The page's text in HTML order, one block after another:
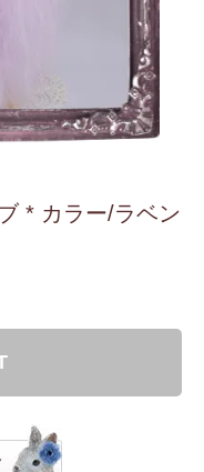
* カラー/ラベン